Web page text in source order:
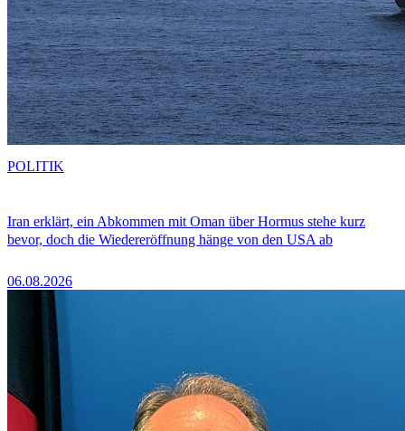
Iran erklärt, ein Abkommen mit Oman über Hormus stehe kurz
bevor, doch die Wiedereröffnung hänge von den USA ab
06.08.2026
POLITIK